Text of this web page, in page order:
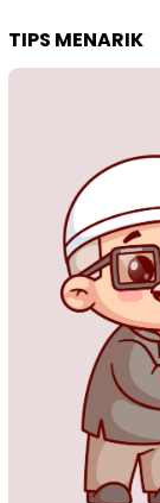
TIPS MENARIK